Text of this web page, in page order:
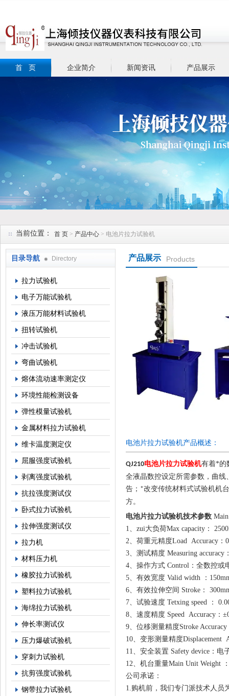
首 页 企业简介 新闻资讯 产品展示
当前位置： 首 页 > 产品中心 > 电池片拉力试验机
目录导航 Directory
拉力试验机
电子万能试验机
液压万能材料试验机
扭转试验机
冲击试验机
弯曲试验机
熔体流动速率测定仪
环境性能检测设备
弹性模量试验机
金属材料拉力试验机
维卡温度测定仪
屈服强度试验机
剥离强度试验机
抗拉强度测试仪
卧式拉力试验机
拉伸强度测试仪
拉力机
材料压力机
橡胶拉力试验机
塑料拉力试验机
海绵拉力试验机
伸长率测试仪
压力爆破试验机
穿刺力试验机
抗剪强度试验机
钢带拉力试验机
产品展示 Products
电池片拉力试验机产品概述：
QJ210电池片拉力试验机有着*的
全液晶数控设定所需参数，曲
告； *改变传统材料式试验机机
方。
电池片拉力试验机技术参数
1、zui大负荷Max capacity： 25
2、荷重元精度Load
3、测试精度 Measuring accuracy
4、操作方式 Control：全数控
5、有效宽度 Valid width ：
6、有效拉伸空间 Stroke：
7、试验速度 Tetxing speed ：
8、速度精度 Speed Accuracy：
9、位移测量精度Stroke
10、变形测量精度Displacement
11、安全装置 Safety device：电
12、机台重量Main Unit Weight
公司承诺：
1.购机前，我们专门派技术人员